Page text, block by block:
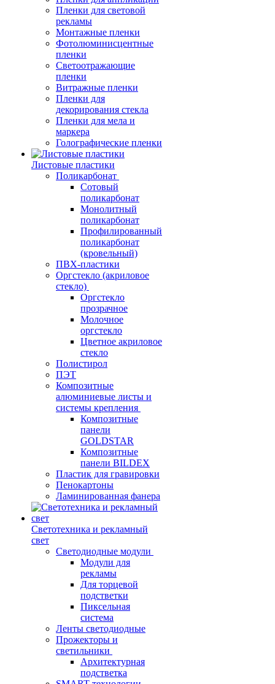
Пленки для световой
рекламы
Монтажные пленки
Фотолюминисцентные
пленки
Светоотражающие
пленки
Витражные пленки
Пленки для
декорирования стекла
Пленки для мела и
маркера
Голографические пленки
Листовые пластики
Поликарбонат
Сотовый
поликарбонат
Монолитный
поликарбонат
Профилированный
поликарбонат
(кровельный)
ПВХ-пластики
Оргстекло (акриловое
стекло)
Оргстекло
прозрачное
Молочное
оргстекло
Цветное акриловое
стекло
Полистирол
ПЭТ
Композитные
алюминиевые листы и
системы крепления
Композитные
панели
GOLDSTAR
Композитные
панели BILDEX
Пластик для гравировки
Пенокартоны
Ламинированная фанера
Светотехника и рекламный
свет
Светодиодные модули
Модули для
рекламы
Для торцевой
подстветки
Пиксельная
система
Ленты светодиодные
Прожекторы и
светильники
Архитектурная
подстветка